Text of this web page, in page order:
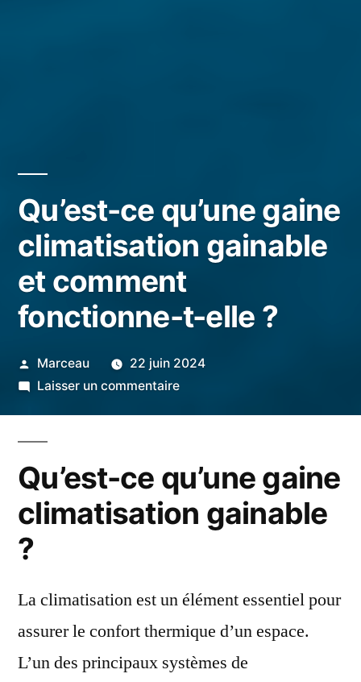
Qu’est-ce qu’une gaine
climatisation gainable
et comment
fonctionne-t-elle ?
Publié
par
Marceau
22 juin 2024
Laisser un commentairesur
gaine
climatisation
gainable
elle
Qu’est-ce qu’une gaine
climatisation gainable
?
La climatisation est un élément essentiel pour
assurer le confort thermique d’un espace.
L’un des principaux systèmes de